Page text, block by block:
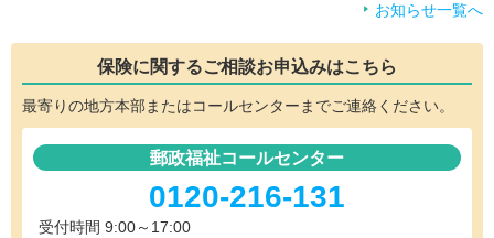
お知らせ一覧へ
保険に関するご相談お申込みはこちら
最寄りの地方本部またはコールセンターまでご連絡ください。
郵政福祉コールセンター
0120-216-131
受付時間 9:00～17:00